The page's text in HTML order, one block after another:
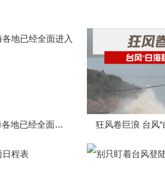
台风马上逼近！沿海各地已经全面进入备战状态